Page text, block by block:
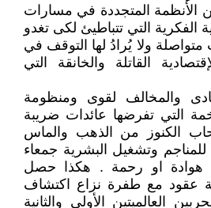
الأنظمة المتجددة في مسارات
التي تتباطيئ لكى تغدو
ولا يُرادُ لها التوقف في
القاتلة والخانقة التي
والمخالف لقوى ومنظومة
التي تفرضها عائدات ضريبة
الكنوز من الذهب والماس
وتشغيل البشرية جمعاء
هوادة او رحمة . هكذا حصل
عقود مع طفرة نزاع اكتشاف
العالميتين الأولى والثانية